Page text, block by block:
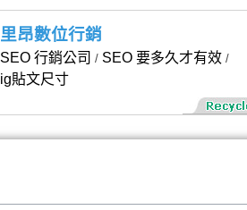
里昂數位行銷
SEO 行銷公司 / SEO 要多久才有效 /
ig貼文尺寸